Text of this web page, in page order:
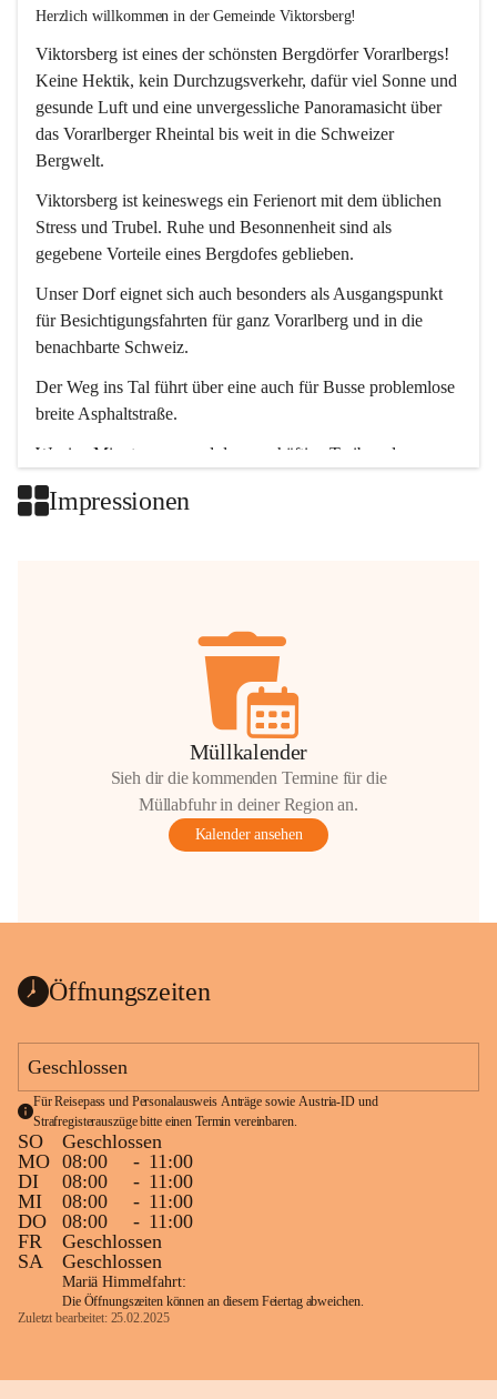
Herzlich willkommen in der Gemeinde Viktorsberg!
Viktorsberg ist eines der schönsten Bergdörfer Vorarlbergs!
Keine Hektik, kein Durchzugsverkehr, dafür viel Sonne und
gesunde Luft und eine unvergessliche Panoramasicht über
das Vorarlberger Rheintal bis weit in die Schweizer
Bergwelt.
Viktorsberg ist keineswegs ein Ferienort mit dem üblichen
Stress und Trubel. Ruhe und Besonnenheit sind als
gegebene Vorteile eines Bergdofes geblieben.
Unser Dorf eignet sich auch besonders als Ausgangspunkt
für Besichtigungsfahrten für ganz Vorarlberg und in die
benachbarte Schweiz.
Der Weg ins Tal führt über eine auch für Busse problemlose
breite Asphaltstraße.
Wenige Minuten nur, und das geschäftige Treiben der
Impressionen
Müllkalender
Sieh dir die kommenden Termine für die
Müllabfuhr in deiner Region an.
Kalender ansehen
Öffnungszeiten
Geschlossen
Für Reisepass und Personalausweis Anträge sowie Austria-ID und
Strafregisterauszüge bitte einen Termin vereinbaren.
SO
Geschlossen
MO 08:00 - 11:00
DI
08:00 - 11:00
MI
08:00 - 11:00
DO
08:00 - 11:00
FR
Geschlossen
SA
Geschlossen
Mariä Himmelfahrt:
Die Öffnungszeiten können an diesem Feiertag abweichen.
Zuletzt bearbeitet: 25.02.2025